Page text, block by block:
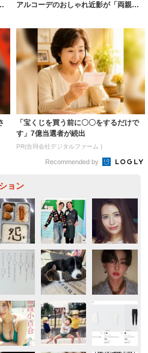
アルコーデのおしゃれ近影が「両親の
「宝くじを買う前に〇〇をするだけで
す」7億当選者が続出
PR(合同会社デジタルファーム )
Recommended by
ョン